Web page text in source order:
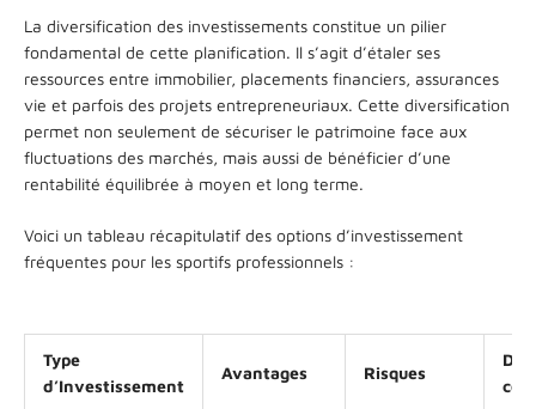
La diversification des investissements constitue un pilier
fondamental de cette planification. Il s’agit d’étaler ses
ressources entre immobilier, placements financiers, assurances
vie et parfois des projets entrepreneuriaux. Cette diversification
permet non seulement de sécuriser le patrimoine face aux
fluctuations des marchés, mais aussi de bénéficier d’une
rentabilité équilibrée à moyen et long terme.
Voici un tableau récapitulatif des options d’investissement
fréquentes pour les sportifs professionnels :
Type
d’Investissement
Avantages Risques